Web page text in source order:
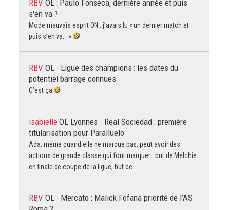
RBV OL : Paulo Fonseca, dernière année et puis
s'en va ?
Mode mauvais esprit ON : j’avais lu « un dernier match et
puis s’en va… »
RBV OL - Ligue des champions : les dates du
potentiel barrage connues
C’est ça
isabielle OL Lyonnes - Real Sociedad : première
titularisation pour Paralluelo
Ada, même quand elle ne marque pas, peut avoir des
actions de grande classe qui font marquer : but de Melchie
en finale de coupe de la ligue, but de…
RBV OL - Mercato : Malick Fofana priorité de l’AS